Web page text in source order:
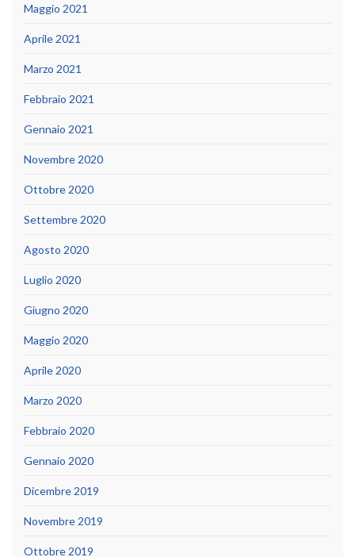
Maggio 2021
Aprile 2021
Marzo 2021
Febbraio 2021
Gennaio 2021
Novembre 2020
Ottobre 2020
Settembre 2020
Agosto 2020
Luglio 2020
Giugno 2020
Maggio 2020
Aprile 2020
Marzo 2020
Febbraio 2020
Gennaio 2020
Dicembre 2019
Novembre 2019
Ottobre 2019